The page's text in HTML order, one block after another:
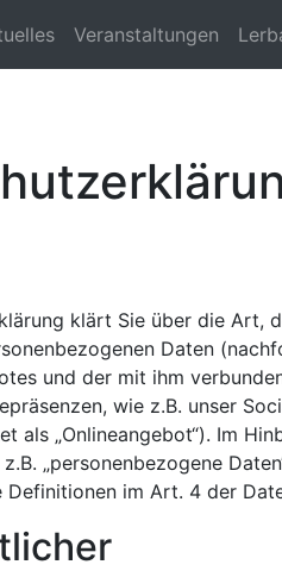
Veranstaltungen
klärt Sie über die Art,
Daten
und der mit ihm
wie z.B. unser
als „Onlineangebot“). Im
„personenbezogene
im Art. 4 der